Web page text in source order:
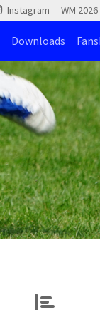
Instagram WM 2026
Downloads